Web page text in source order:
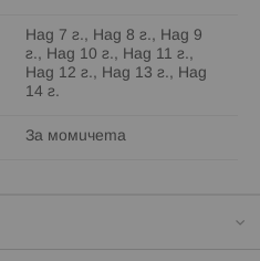
Над 7 г., Над 8 г., Над 9
г., Над 10 г., Над 11 г.,
Над 12 г., Над 13 г., Над
14 г.
За момичета